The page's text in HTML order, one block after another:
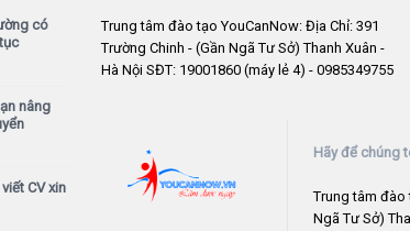
có
nâng
CV xin
Trung tâm đào tạo YouCanNow: Địa Chỉ: 391
Trường Chinh - (Gần Ngã Tư Sở) Thanh Xuân -
Hà Nội SĐT: 19001860 (máy lẻ 4) - 0985349755
Hãy để chúng
Trung tâm đào
Ngã Tư Sở)